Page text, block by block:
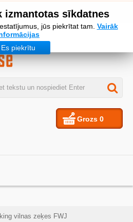
izmantotas sīkdatnes
jūs piekrītat tam. Vairāk
Es piekrītu
Grozs 0
vilnas zeķes FWJ